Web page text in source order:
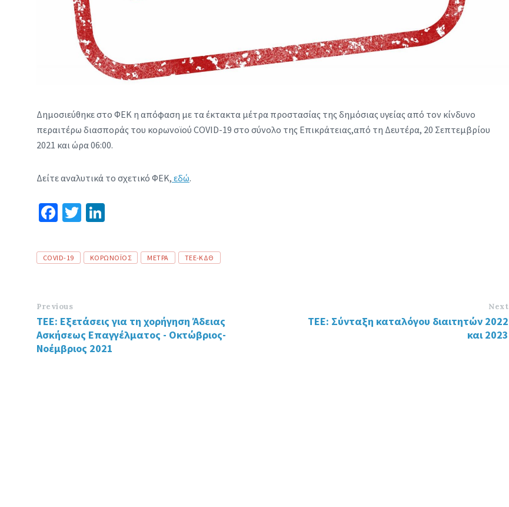
Δημοσιεύθηκε στο ΦΕΚ η απόφαση με τα έκτακτα μέτρα προστασίας της δημόσιας υγείας από τον κίνδυνο
περαιτέρω διασποράς του κορωνοϊού COVID-19 στο σύνολο της Επικράτειας,από τη Δευτέρα, 20 Σεπτεμβρίου
2021 και ώρα 06:00.
Δείτε αναλυτικά το σχετικό ΦΕΚ, εδώ.
Fa
b
o
k
T
tt
er
ke
dI
Tags
COVID-19 ΚΟΡΩΝΟΪΟΣ ΜΕΤΡΑ ΤΕΕ-ΚΔΘ
Previous
ΤΕΕ: Εξετάσεις για τη χορήγηση Άδειας
Ασκήσεως Επαγγέλματος - Οκτώβριος-
Νοέμβριος 2021
Next
ΤΕΕ: Σύνταξη καταλόγου διαιτητών 2022
και 2023